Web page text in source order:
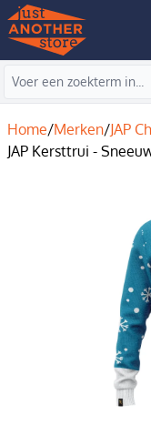
Home/Merken/JAP
JAP Kersttrui -